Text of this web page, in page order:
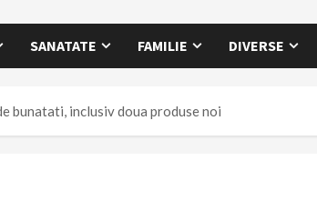
SANATATE FAMILIE DIVERSE
bunatati, inclusiv doua produse noi